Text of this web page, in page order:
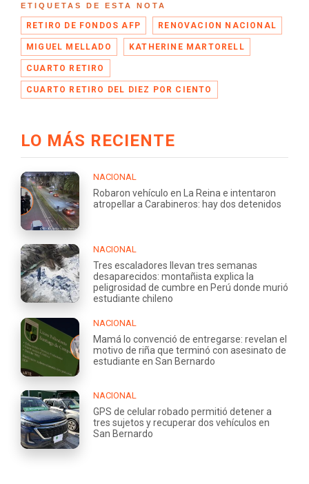
ETIQUETAS DE ESTA NOTA
RETIRO DE FONDOS AFP RENOVACION NACIONAL
MIGUEL MELLADO KATHERINE MARTORELL
CUARTO RETIRO
CUARTO RETIRO DEL DIEZ POR CIENTO
LO MÁS RECIENTE
NACIONAL
Robaron vehículo en La Reina e intentaron
atropellar a Carabineros: hay dos detenidos
NACIONAL
Tres escaladores llevan tres semanas
desaparecidos: montañista explica la
peligrosidad de cumbre en Perú donde murió
estudiante chileno
NACIONAL
Mamá lo convenció de entregarse: revelan el
motivo de riña que terminó con asesinato de
estudiante en San Bernardo
NACIONAL
GPS de celular robado permitió detener a
tres sujetos y recuperar dos vehículos en
San Bernardo